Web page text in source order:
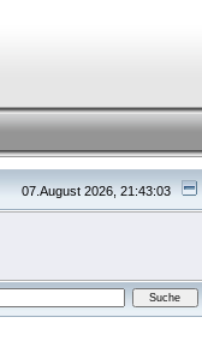
07.August 2026, 21:43:03